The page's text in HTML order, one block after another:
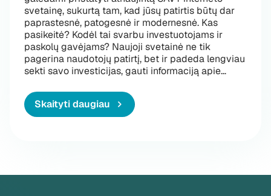
svetainę, sukurtą tam, kad jūsų patirtis būtų dar
paprastesnė, patogesnė ir modernesnė. Kas
pasikeitė? Kodėl tai svarbu investuotojams ir
paskolų gavėjams? Naujoji svetainė ne tik
pagerina naudotojų patirtį, bet ir padeda lengviau
sekti savo investicijas, gauti informaciją apie…
Skaityti daugiau